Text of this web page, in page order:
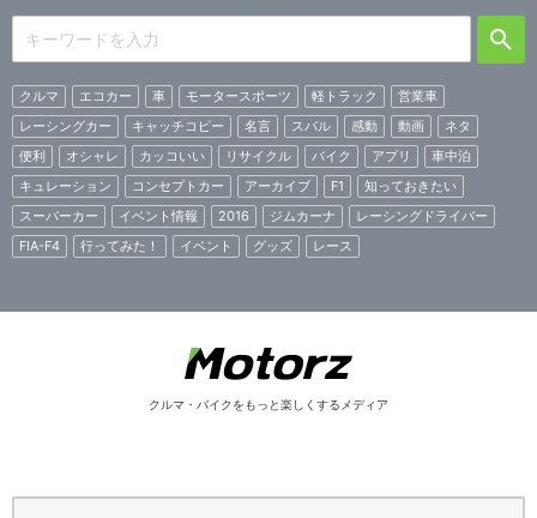
クルマ エコカー 車 モータースポーツ 軽トラック
営業車
レーシングカー
キャッチコピー 名言 スバル 感動 動画
ネタ
便利
オシャレ カッコいい リサイクル バイク アプリ
車中泊
キュレーション
コンセプトカー アーカイブ F1
知っておきたい
スーパーカー
イベント情報 2016 ジムカーナ
レーシングドライバー
FIA-F4
行ってみた！ イベント グッズ レース
クルマ・バイクをもっと楽しくするメディア